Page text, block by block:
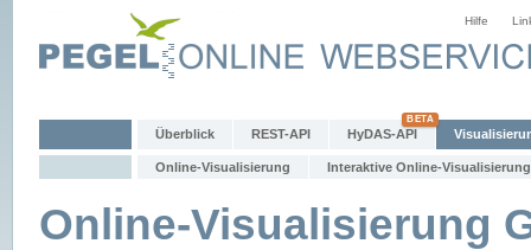
Hilfe
Überblick REST-API HyDAS-API
Online-Visualisierung Interaktive Online-Visualisierung
Online-Visualisierung